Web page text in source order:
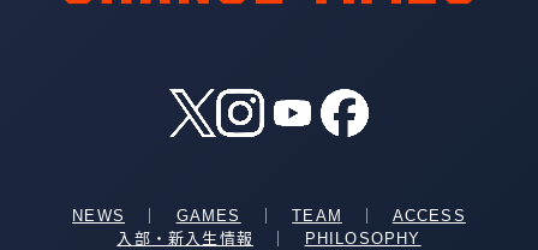
NEWS GAMES ｜TEAM
ACCESS
入部・新入生情報
PHILOSOPHY